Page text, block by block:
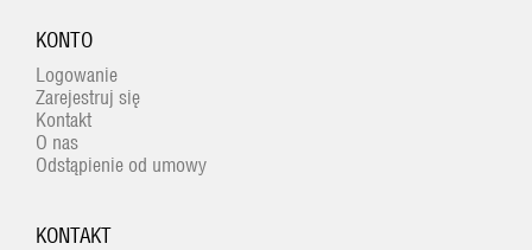
KONTO
Logowanie
Zarejestruj się
Kontakt
O nas
Odstąpienie od umowy
KONTAKT